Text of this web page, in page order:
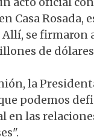
Casa Rosada,
Allí, se firmaron
de
la
podemos
en las